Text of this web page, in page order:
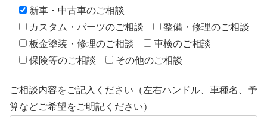
新車・中古車のご相談
カスタム・パーツのご相談
整備・修理のご相談
板金塗装・修理のご相談
車検のご相談
保険等のご相談
その他のご相談
ご相談内容をご記入ください（左右ハンドル、車種名、予
算などご希望をご明記ください）